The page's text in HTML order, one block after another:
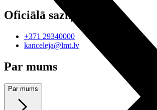
Oficiālā saziņa
+371 29340000
kanceleja@lmt.lv
Par mums
Par mums